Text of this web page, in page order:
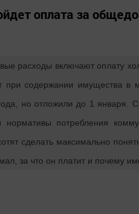
оплата за
расходы включают оплату
при содержании имущества в
но отложили до 1 января.
нормативы потребления
сделать максимально
за что он платит и почему